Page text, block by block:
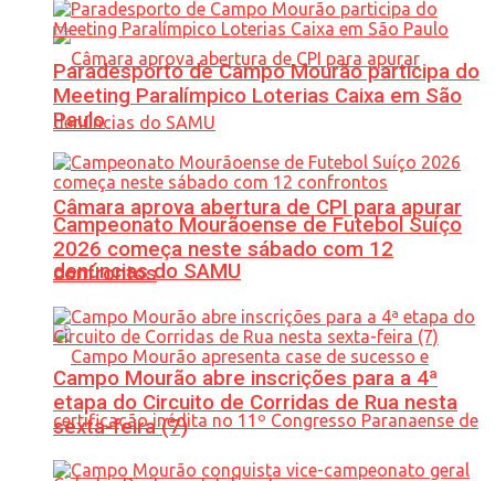
Câmara aprova abertura de CPI para apurar
denúncias do SAMU
Paradesporto de Campo Mourão participa do
Meeting Paralímpico Loterias Caixa em São
Paulo
Campeonato Mourãoense de Futebol Suíço
2026 começa neste sábado com 12
confrontos
Campo Mourão abre inscrições para a 4ª
etapa do Circuito de Corridas de Rua nesta
sexta-feira (7)